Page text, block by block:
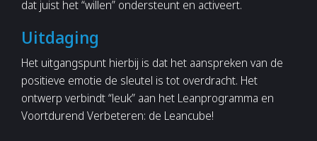
dat juist het “willen” ondersteunt en activeert.
Uitdaging
Het uitgangspunt hierbij is dat het aanspreken van de
positieve emotie de sleutel is tot overdracht. Het
ontwerp verbindt “leuk” aan het Leanprogramma en
Voortdurend Verbeteren: de Leancube!